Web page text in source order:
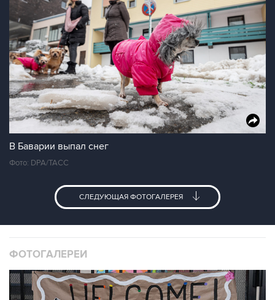
В Баварии выпал снег
Фото: DPA/ТАСС
СЛЕДУЮЩАЯ ФОТОГАЛЕРЕЯ
ФОТОГАЛЕРЕИ